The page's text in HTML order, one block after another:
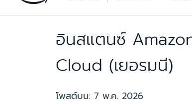
อินสแตนซ์
Cloud (เยอรมนี)
โพสต์บน: 7 พ.ค. 2026